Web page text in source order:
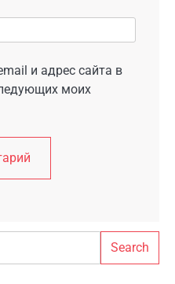
и адрес сайта в
моих
Search